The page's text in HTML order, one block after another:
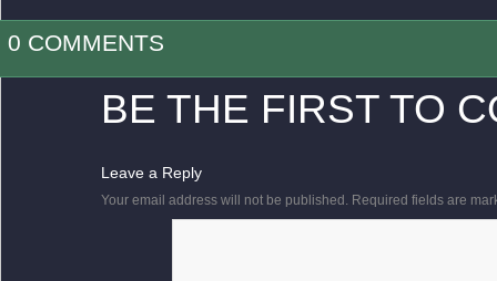
0 COMMENTS
BE THE FIRST TO
Leave a Reply
Your email address will not be published. Required fields are